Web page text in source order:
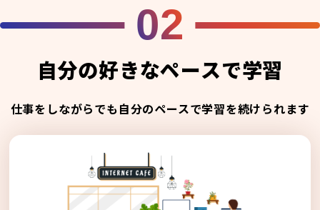
02
自分の好きなペースで学習
仕事をしながらでも自分のペースで学習を続けられます